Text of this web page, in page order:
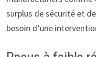
surplus de sécurité et
besoin d’une